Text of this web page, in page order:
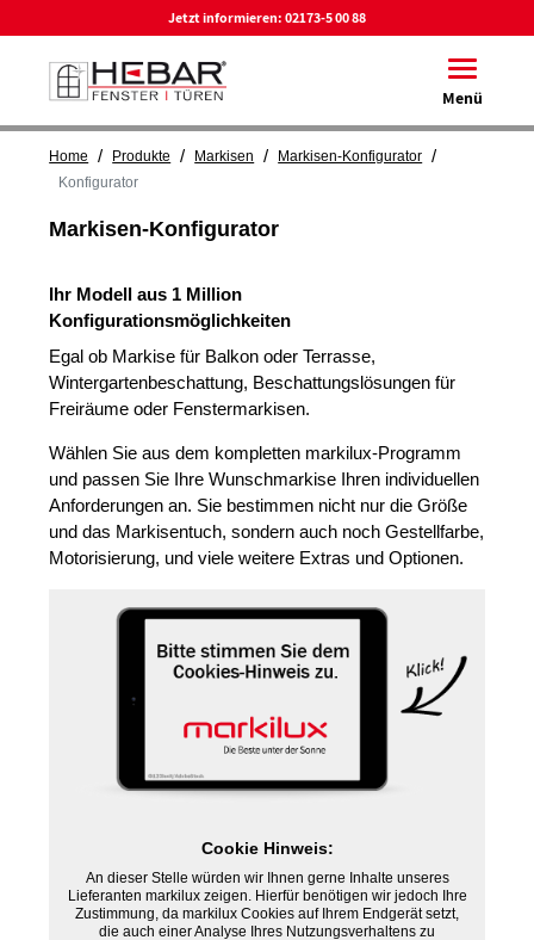
Jetzt informieren: 02173-5 00 88
Toggle
Menü
Home / Produkte / Markisen / Markisen-Konfigurator /
Konfigurator
Markisen-Konfigurator
Ihr Modell aus 1 Million
Konfigurationsmöglichkeiten
Egal ob Markise für Balkon oder Terrasse,
Wintergartenbeschattung, Beschattungslösungen für
Freiräume oder Fenstermarkisen.
Wählen Sie aus dem kompletten markilux-Programm
und passen Sie Ihre Wunschmarkise Ihren individuellen
Anforderungen an. Sie bestimmen nicht nur die Größe
und das Markisentuch, sondern auch noch Gestellfarbe,
Motorisierung, und viele weitere Extras und Optionen.
Cookie Hinweis:
An dieser Stelle würden wir Ihnen gerne Inhalte unseres
Lieferanten markilux zeigen. Hierfür benötigen wir jedoch Ihre
Zustimmung, da markilux Cookies auf Ihrem Endgerät setzt,
die auch einer Analyse Ihres Nutzungsverhaltens zu